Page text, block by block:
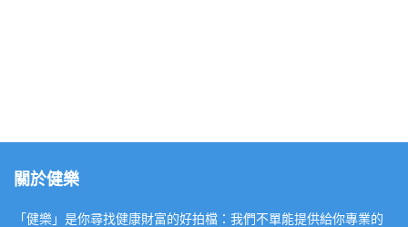
關於健樂
「健樂」是你尋找健康財富的好拍檔：我們不單能提供給你專業的